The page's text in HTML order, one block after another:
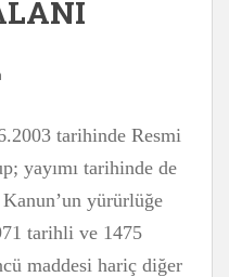
tarihinde Resmi
yayımı tarihinde de
yürürlüğe
tarihli ve 1475
maddesi hariç diğer